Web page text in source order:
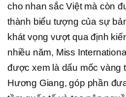
cho nhan sắc Việt mà còn
thành biểu tượng của sự
khát vọng vượt qua định
nhiều năm, Miss
được xem là dấu mốc vàng
Hương Giang, góp phần